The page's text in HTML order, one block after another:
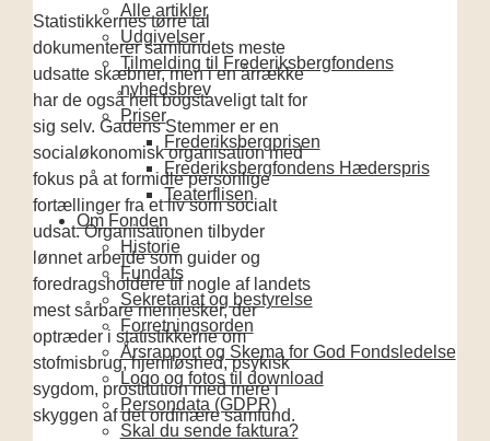
Alle artikler
Udgivelser
Tilmelding til Frederiksbergfondens
nyhedsbrev
Priser
Frederiksbergprisen
Frederiksbergfondens Hæderspris
Teaterflisen
Om Fonden
Historie
Fundats
Sekretariat og bestyrelse
Forretningsorden
Årsrapport og Skema for God Fondsledelse
Logo og fotos til download
Persondata (GDPR)
Skal du sende faktura?
Statistikkernes tørre tal
dokumenterer samfundets meste
udsatte skæbner, men ien årrække
har de ogsåhelt bogstaveligt taltfor
sig selv. GadensStemmer er en
socialøkonomisk organisation med
fokus på at formidlepersonlige
fortællinger fra et liv som socialt
udsat. Organisationen tilbyder
lønnet arbejde som guider og
foredragsholdere til nogle af landets
mest sårbaremennesker, der
optræderi statistikkerne om
stofmisbrug, hjemløshed, psykisk
sygdom, prostitution med mere i
skyggen af det ordinære samfund.